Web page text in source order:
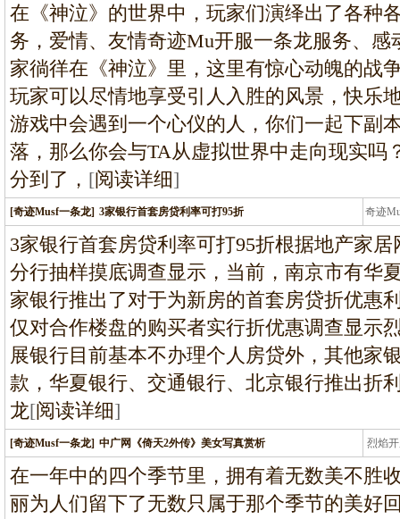
条
在《神泣》的世界中，玩家们演绎出了各种
务，爱情、友情奇迹Mu开服一条龙服务、
家徜徉在《神泣》里，这里有惊心动魄的战
玩家可以尽情地享受引人入胜的风景，快乐
游戏中会遇到一个心仪的人，你们一起下副
落，那么你会与TA从虚拟世界中走向现实吗
分到了， [阅读详细]
[奇迹Musf一条龙] 3家银行首套房贷利率可打95折 奇迹
条
3家银行首套房贷利率可打95折根据地产家
分行抽样摸底调查显示，当前，南京市有华
家银行推出了对于为新房的首套房贷折优惠
仅对合作楼盘的购买者实行折优惠调查显示
展银行目前基本不办理个人房贷外，其他家
款，华夏银行、交通银行、北京银行推出折
龙[阅读详细]
[奇迹Musf一条龙] 中广网《倚天2外传》美女写真赏析 烈焰
龙
在一年中的四个季节里，拥有着无数美不胜
丽为人们留下了无数只属于那个季节的美好